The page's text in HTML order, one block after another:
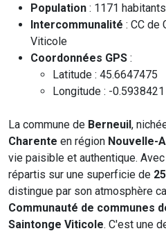
Population : 1171 habitants
Intercommunalité : CC de
Viticole
Coordonnées GPS :
Latitude : 45.6647475
Longitude : -0.5938421
La commune de Berneuil,
Charente en région Nouvelle-
vie paisible et authentique.
répartis sur une superficie de
distingue par son atmosphère
Communauté de communes
Saintonge Viticole. C'est une